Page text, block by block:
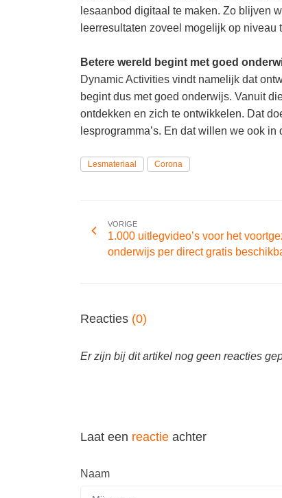
lesaanbod digitaal te maken. Zo blijven
leerresultaten zoveel mogelijk op niveau
Betere wereld begint met goed
Dynamic Activities vindt namelijk dat
begint dus met goed onderwijs. Vanuit
ontdekken en zich te ontwikkelen. Dat
lesprogramma’s. En dat willen we ook
Lesmateriaal Corona
VORIGE
1.000 uitlegvideo’s voor het
onderwijs per direct gratis
Reacties (0)
Er zijn bij dit artikel nog geen reacties
Laat een reactie achter
Naam